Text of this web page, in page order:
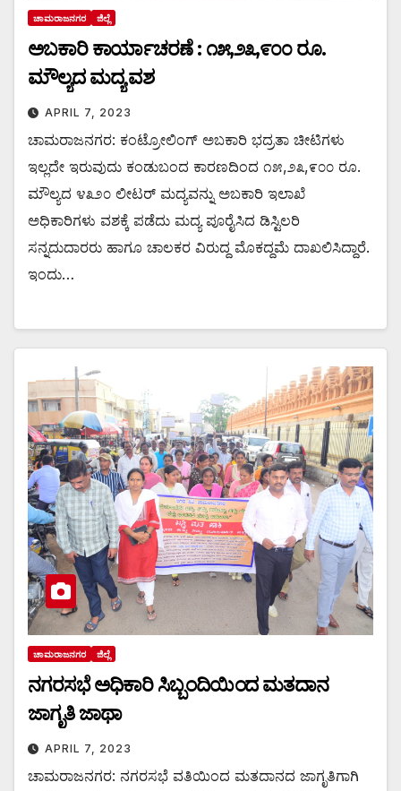
ಚಾಮರಾಜನಗರ ಜಿಲ್ಲೆ
ಅಬಕಾರಿ ಕಾರ್ಯಾಚರಣೆ : ೧೫,೨೩,೯೦೦ ರೂ.
ಮೌಲ್ಯದ ಮದ್ಯ ವಶ
APRIL 7, 2023
ಚಾಮರಾಜನಗರ: ಕಂಟ್ರೋಲಿಂಗ್ ಅಬಕಾರಿ ಭದ್ರತಾ ಚೀಟಿಗಳು
ಇಲ್ಲದೇ ಇರುವುದು ಕಂಡುಬಂದ ಕಾರಣದಿಂದ ೧೫,೨೩,೯೦೦ ರೂ.
ಮೌಲ್ಯದ ೪೩೨೦ ಲೀಟರ್ ಮದ್ಯವನ್ನು ಅಬಕಾರಿ ಇಲಾಖೆ
ಅಧಿಕಾರಿಗಳು ವಶಕ್ಕೆ ಪಡೆದು ಮದ್ಯ ಪೂರೈಸಿದ ಡಿಸ್ಟಿಲರಿ
ಸನ್ನದುದಾರರು ಹಾಗೂ ಚಾಲಕರ ವಿರುದ್ದ ಮೊಕದ್ದಮೆ ದಾಖಲಿಸಿದ್ದಾರೆ.
ಇಂದು…
ಚಾಮರಾಜನಗರ ಜಿಲ್ಲೆ
ನಗರಸಭೆ ಅಧಿಕಾರಿ ಸಿಬ್ಬಂದಿಯಿಂದ ಮತದಾನ
ಜಾಗೃತಿ ಜಾಥಾ
APRIL 7, 2023
ಚಾಮರಾಜನಗರ: ನಗರಸಭೆ ವತಿಯಿಂದ ಮತದಾನದ ಜಾಗೃತಿಗಾಗಿ